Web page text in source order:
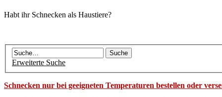
Habt ihr Schnecken als Haustiere?
Erweiterte Suche
Schnecken nur bei geeigneten Temperaturen bestellen oder